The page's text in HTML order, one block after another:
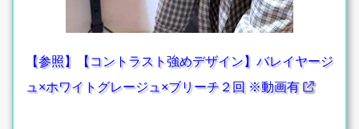
【参照】【コントラスト強めデザイン】バレイヤージ
ュ×ホワイトグレージュ×ブリーチ２回 ※動画有